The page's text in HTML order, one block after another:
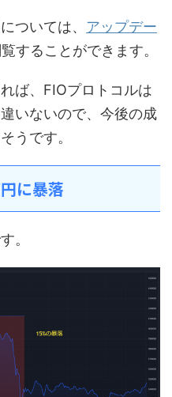
ついては、 アップデー
することができます。
ば、FIOプロトコルは
いないので、今後の成
うです。
に暴落
。